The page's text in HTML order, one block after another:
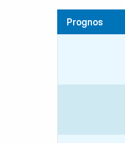
Prognos